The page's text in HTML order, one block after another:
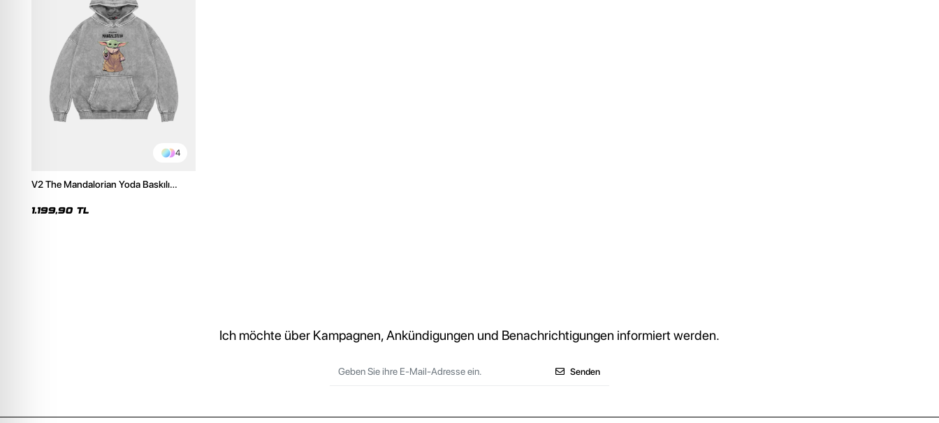
4
V2 The Mandalorian Yoda Baskılı
Beyaz Hoodie
1.199,90 TL
Ich möchte über Kampagnen, Ankündigungen und Benachrichtigungen informiert werden.
Senden